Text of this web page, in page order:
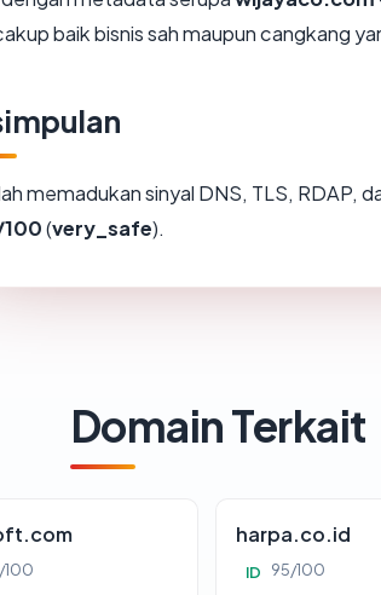
baik bisnis sah maupun cangkang
memadukan sinyal DNS, TLS, RDAP,
(very_safe).
Domain Terkait
100
harpa.co.id
ID 95/100